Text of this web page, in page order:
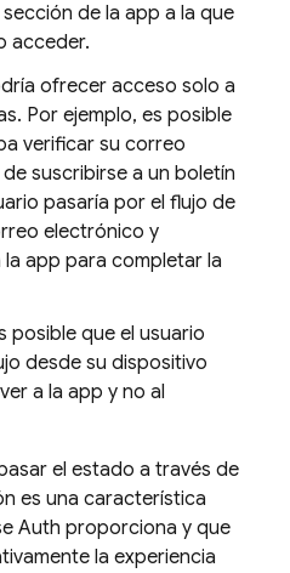
de la app a la que
acceder.
ofrecer acceso solo a
Por ejemplo, es posible
verificar su correo
suscribirse a un boletín
pasaría por el flujo de
electrónico y
app para completar la
posible que el usuario
desde su dispositivo
a la app y no al
el estado a través de
es una característica
Auth proporciona y que
la experiencia